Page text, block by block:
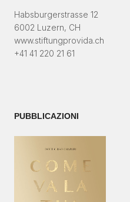
Habsburgerstrasse 12
6002 Luzern, CH
www.stiftungprovida.ch
+41 41 220 21 61
PUBBLICAZIONI